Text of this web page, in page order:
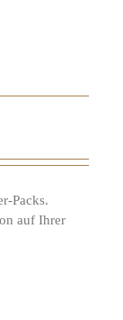
Packs.
auf Ihrer